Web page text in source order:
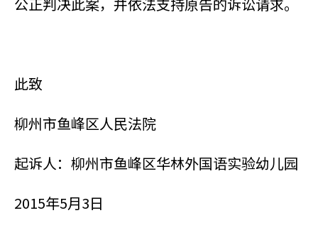
此致
柳州市鱼峰区人民法院
起诉人：柳州市鱼峰区华林外国语实验幼儿园
2015年5月3日